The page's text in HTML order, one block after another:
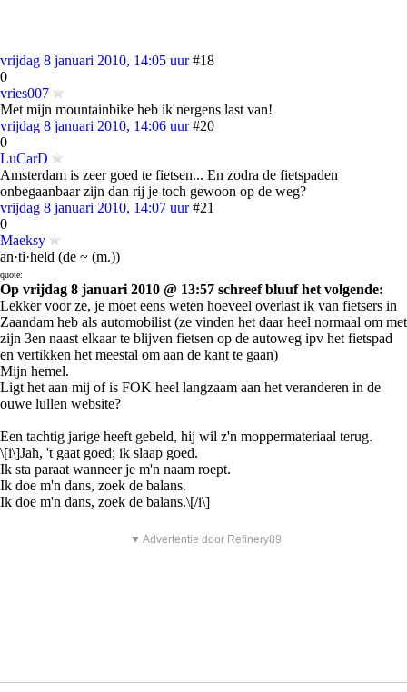
vrijdag 8 januari 2010, 14:05 uur #18
0
vries007
Met mijn mountainbike heb ik nergens last van!
vrijdag 8 januari 2010, 14:06 uur #20
0
LuCarD
Amsterdam is zeer goed te fietsen... En zodra de fietspaden
onbegaanbaar zijn dan rij je toch gewoon op de weg?
vrijdag 8 januari 2010, 14:07 uur #21
0
Maeksy
an·ti·held (de ~ (m.))
quote:
Op vrijdag 8 januari 2010 @ 13:57 schreef bluuf het volgende:
Lekker voor ze, je moet eens weten hoeveel overlast ik van fietsers in
Zaandam heb als automobilist (ze vinden het daar heel normaal om met
zijn 3en naast elkaar te blijven fietsen op de autoweg ipv het fietspad
en vertikken het meestal om aan de kant te gaan)
Mijn hemel.
Ligt het aan mij of is FOK heel langzaam aan het veranderen in de
ouwe lullen website?
Een tachtig jarige heeft gebeld, hij wil z'n moppermateriaal terug.
\[i\]Jah, 't gaat goed; ik slaap goed.
Ik sta paraat wanneer je m'n naam roept.
Ik doe m'n dans, zoek de balans.
Ik doe m'n dans, zoek de balans.\[/i\]
▼ Advertentie door Refinery89